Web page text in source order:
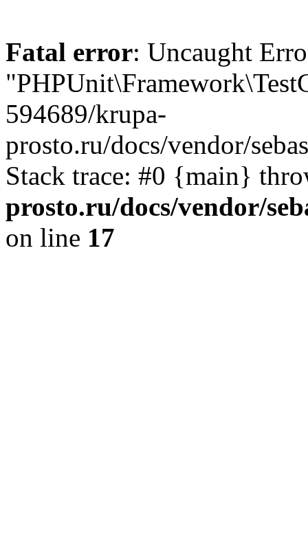
Fatal error: Uncaught
594689/krupa-
prosto.ru/docs/vendor/
Stack trace: #0 {main}
prosto.ru/docs/vendor/
on line 17